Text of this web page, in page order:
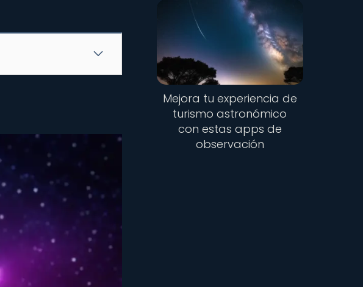
Mejora tu experiencia de
turismo astronómico
con estas apps de
observación